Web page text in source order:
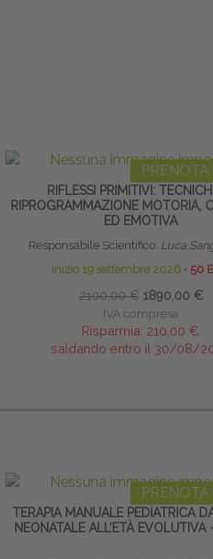
RIFLESSI PRIMITIVI:
RIPROGRAMMAZIONE MOTORIA,
ED EMOTIVA
Responsabile Scientifico: Luca
inizio 19 settembre 2026 ∙ 50
2100,00 € 1890,00 €
IVA compresa
Risparmia: 210,00 €
saldando entro il 30/08/
TERAPIA MANUALE PEDIATRICA
NEONATALE ALL’ETÀ EVOLUTIVA